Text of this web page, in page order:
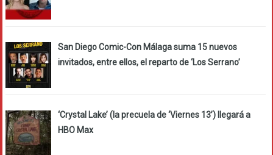
San Diego Comic-Con Málaga suma 15 nuevos
invitados, entre ellos, el reparto de ‘Los Serrano’
‘Crystal Lake’ (la precuela de ‘Viernes 13’) llegará a
HBO Max